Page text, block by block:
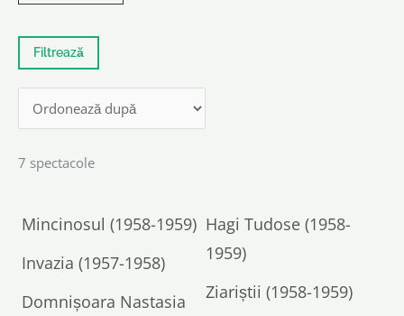
7 spectacole
Mincinosul (1958-1959) Hagi Tudose (1958-
1959)
Invazia (1957-1958)
Ziariștii (1958-1959)
Domnișoara Nastasia